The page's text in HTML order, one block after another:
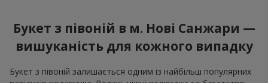
Букет з півоній в м. Нові Санжари —
вишуканість для кожного випадку
Букет з півоній залишається одним із найбільш популярних